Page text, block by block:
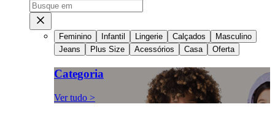
Feminino Infantil Lingerie Calçados
Masculino
Jeans
Plus Size Acessórios Casa Oferta
Categoria
Ver tudo >